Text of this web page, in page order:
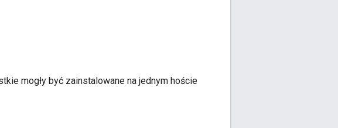
mogły być zainstalowane na jednym hoście